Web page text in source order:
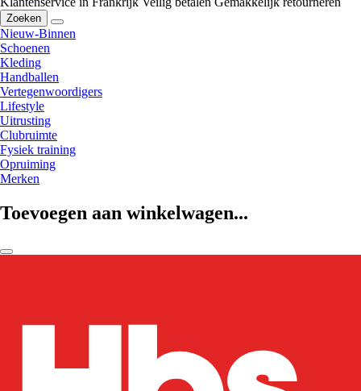
Zoeken
Nieuw-Binnen
Schoenen
Kleding
Handballen
Vertegenwoordigers
Lifestyle
Uitrusting
Clubruimte
Fysiek training
Opruiming
Merken
Toevoegen aan winkelwagen...